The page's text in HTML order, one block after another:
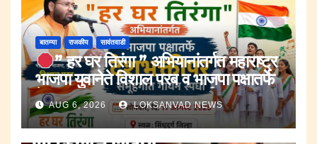
बातम्या राजकीय सावंतवाडी
” हर घर तिरंगा ” अभियानांतर्गत महाराष्ट्र
भाजपा युवानेते विशाल परब व भाजपा पक्षातर्फे
देशभक्तीपर समूहगीत गायन स्पर्धा ११ ऑगस्ट
रोजी.AUG 6, 2026 LOKSANVAD NEWS